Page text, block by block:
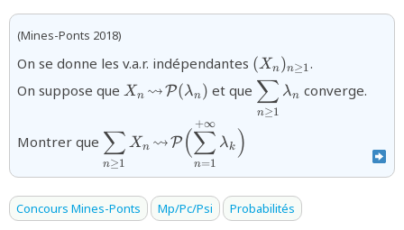
(Mines-Ponts 2018)
On se donne les v.a.r. indépendantes {(X_{n})_{n\geq
1}}
(Xn )n≥1.
On suppose que {X_n\!\leadsto\!\mathcal{P}
(\lambda_n)}
Xn ⇝P(λn) et que
n≥1
∑ λn converge.
Montrer que
{\displaystyle\sum_{n\ge1}
n≥1
∑ Xn ⇝P (
n=1
∑
+∞
λk )
Concours Mines-Ponts Mp/Pc/Psi Probabilités